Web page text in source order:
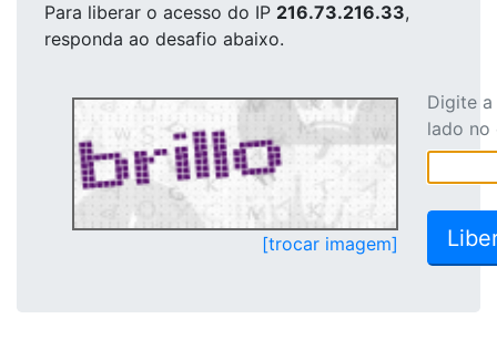
Para liberar o acesso do IP 216.73.216.33,
responda ao desafio abaixo.
[trocar imagem]
Digite
lado no